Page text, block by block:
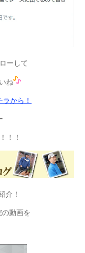
ーして
ね
から！
！！
介！
動画を